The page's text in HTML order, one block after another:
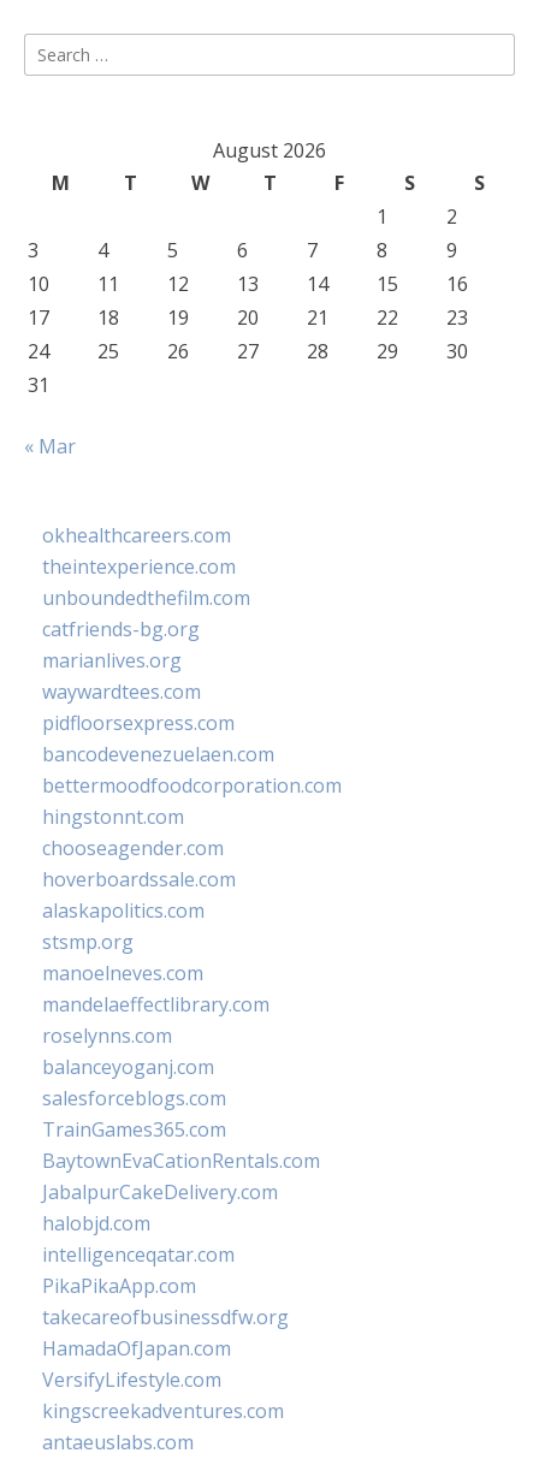
Search
for:
August 2026
M
T W T F S
S
1
2
3
4 5 6 7 8
9
10
11 12 13 14 15
16
17
18 19 20 21 22
23
24
25 26 27 28 29
30
31
« Mar
okhealthcareers.com
theintexperience.com
unboundedthefilm.com
catfriends-bg.org
marianlives.org
waywardtees.com
pidfloorsexpress.com
bancodevenezuelaen.com
bettermoodfoodcorporation.com
hingstonnt.com
chooseagender.com
hoverboardssale.com
alaskapolitics.com
stsmp.org
manoelneves.com
mandelaeffectlibrary.com
roselynns.com
balanceyoganj.com
salesforceblogs.com
TrainGames365.com
BaytownEvaCationRentals.com
JabalpurCakeDelivery.com
halobjd.com
intelligenceqatar.com
PikaPikaApp.com
takecareofbusinessdfw.org
HamadaOfJapan.com
VersifyLifestyle.com
kingscreekadventures.com
antaeuslabs.com